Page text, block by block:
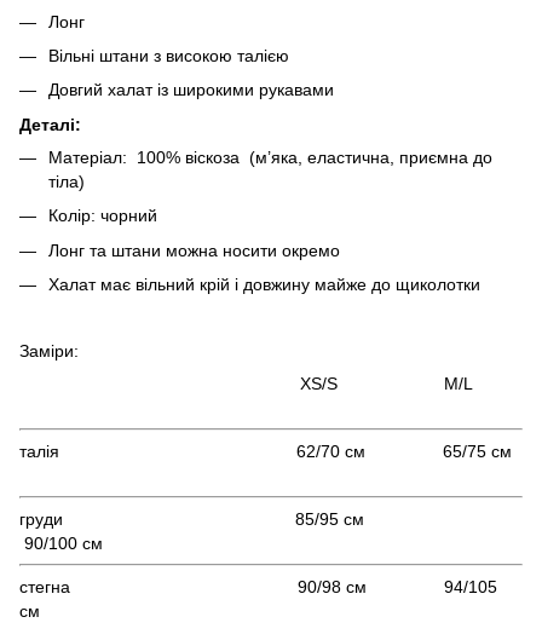
Лонг
Вільні штани з високою талією
Довгий халат із широкими рукавами
Деталі:
Матеріал: 100% віскоза (м’яка, еластична, приємна до
тіла)
Колір: чорний
Лонг та штани можна носити окремо
Халат має вільний крій і довжину майже до щиколотки
Заміри:
XS/S M/L
талія 62/70 см 65/75 см
груди 85/95 см
90/100 см
стегна 90/98 см 94/105
см